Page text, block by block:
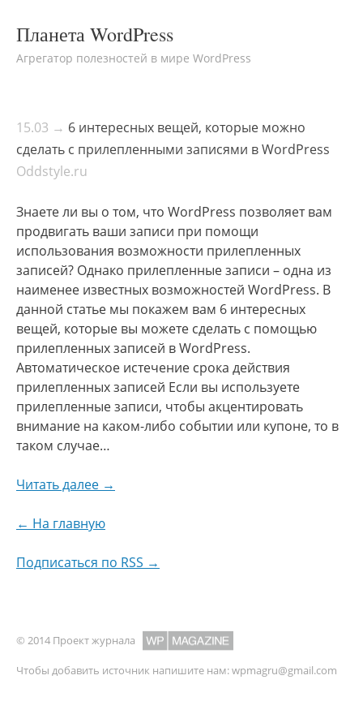
Планета WordPress
Агрегатор полезностей в мире WordPress
15.03 → 6 интересных вещей, которые можно
сделать с прилепленными записями в WordPress
Oddstyle.ru
Знаете ли вы о том, что WordPress позволяет вам
продвигать ваши записи при помощи
использования возможности прилепленных
записей? Однако прилепленные записи – одна из
наименее известных возможностей WordPress. В
данной статье мы покажем вам 6 интересных
вещей, которые вы можете сделать с помощью
прилепленных записей в WordPress.
Автоматическое истечение срока действия
прилепленных записей Если вы используете
прилепленные записи, чтобы акцентировать
внимание на каком-либо событии или купоне, то в
таком случае…
Читать далее →
← На главную
Подписаться по RSS →
© 2014 Проект журнала
Чтобы добавить источник напишите нам:wpmagru@gmail.com